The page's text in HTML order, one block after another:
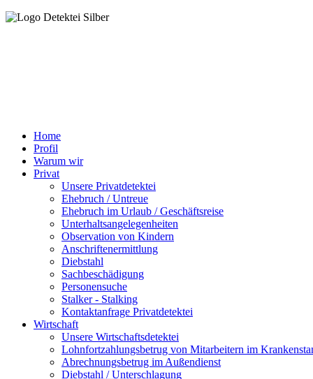
Home
Pro­fil
War­um wir
Pri­vat
Unse­re Pri­vat­de­tek­tei
Ehe­bruch / Untreue
Ehe­bruch im Urlaub / Geschäfts­rei­se
Unter­halts­an­ge­le­gen­hei­ten
Obser­va­ti­on von Kin­dern
Anschrif­ten­er­mitt­lung
Dieb­stahl
Sach­be­schä­di­gung
Per­so­nen­su­che
Stal­ker - Stal­king
Kon­takt­an­fra­ge Pri­vat­de­tek­tei
Wirt­schaft
Unse­re Wirtschafts­detektei
Lohn­fort­zah­lungs­be­trug von Mitarbeitern im
Abrech­nungs­be­trug im Außen­dienst
Dieb­stahl / Unter­schla­gung